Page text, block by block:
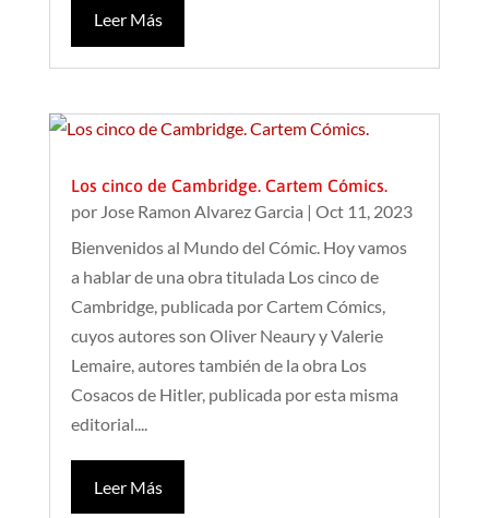
Leer Más
Los cinco de Cambridge. Cartem Cómics.
por Jose Ramon Alvarez Garcia | Oct 11, 2023
Bienvenidos al Mundo del Cómic. Hoy vamos
a hablar de una obra titulada Los cinco de
Cambridge, publicada por Cartem Cómics,
cuyos autores son Oliver Neaury y Valerie
Lemaire, autores también de la obra Los
Cosacos de Hitler, publicada por esta misma
editorial....
Leer Más